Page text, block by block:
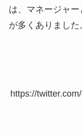
は、マネージャ
が多くありました
https://